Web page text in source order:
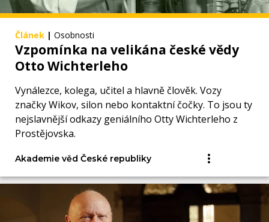
Článek | Osobnosti
Vzpomínka na velikána české vědy
Otto Wichterleho
Vynálezce, kolega, učitel a hlavně člověk. Vozy
značky Wikov, silon nebo kontaktní čočky. To jsou ty
nejslavnější odkazy geniálního Otty Wichterleho z
Prostějovska.
Akademie věd České republiky